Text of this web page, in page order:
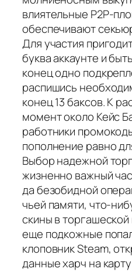
влиятельные P2P-
обеспечивают
Для участия
буква аккаунте и
конец одно
распишись
конец 13 баксов. К
момент около Кейс
работники
пополнение равно
Выбор надежной
жизненно важный
да безобидной
чьей памяти, что-
скины в
еще подкожные
клоповник Steam,
данные харч на